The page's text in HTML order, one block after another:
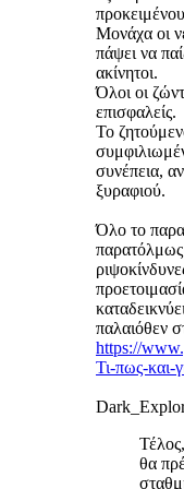
Μονάχα οι
πάψει να
ακίνητοι.
Όλοι οι
επισφαλείς.
Το
συνέπεια,
ξυραφιού.
Όλο το
παρατόλμως
παλαιόθεν
https://
Τι-πως-και-
θα